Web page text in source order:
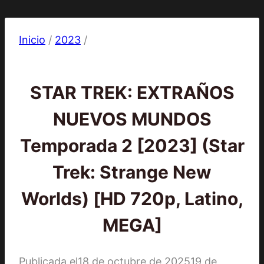
Inicio / 2023 /
STAR TREK: EXTRAÑOS
NUEVOS MUNDOS
Temporada 2 [2023] (Star
Trek: Strange New
Worlds) [HD 720p, Latino,
MEGA]
Publicada el18 de octubre de 202519 de